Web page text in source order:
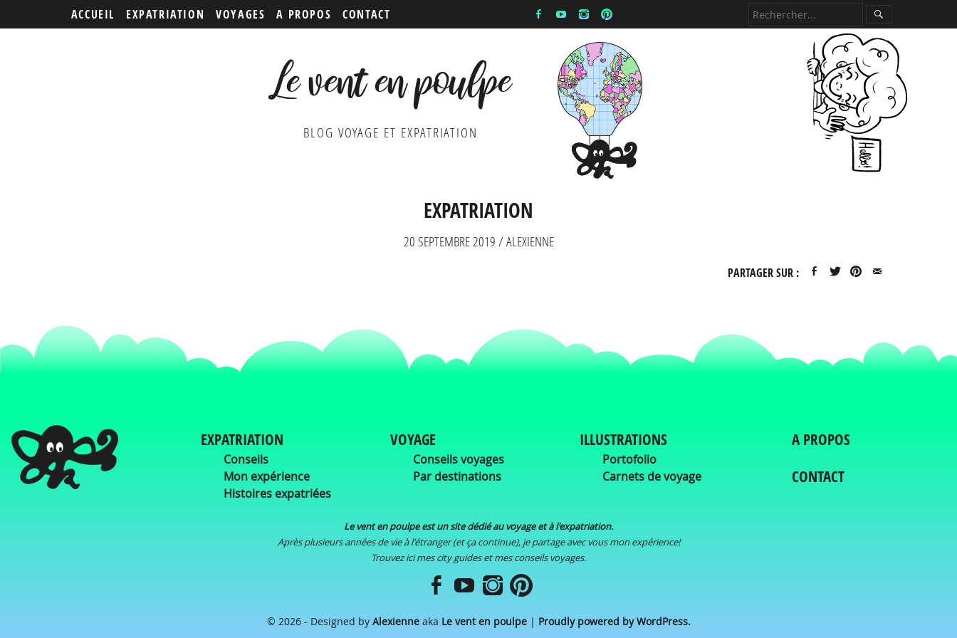
ACCUEIL EXPATRIATION VOYAGES A PROPOS CONTACT
Le vent en poulpe
BLOG VOYAGE ET EXPATRIATION
EXPATRIATION
20 SEPTEMBRE 2019 / ALEXIENNE
PARTAGER SUR :
EXPATRIATION
Conseils
Mon expérience
Histoires expatriées
VOYAGE
Conseils voyages
Par destinations
ILLUSTRATIONS
Portofolio
Carnets de voyage
A PROPOS
CONTACT
Le vent en poulpe est un site dédié au voyage et à l'expatriation.
Après plusieurs années de vie à l'étranger (et ça continue), je partage avec vous mon expérience!
Trouvez ici mes city guides et mes conseils voyages.
© 2026 - Designed by Alexienneaka Le vent en poulpe| Proudly powered by WordPress.